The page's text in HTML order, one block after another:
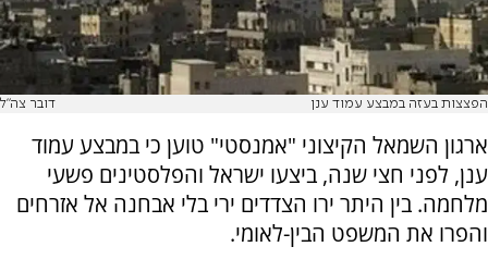
הפצצות בעזה במבצע עמוד ענן דובר צה"ל
ארגון השמאל הקיצוני "אמנסטי" טוען כי במבצע עמוד
ענן, לפני חצי שנה, ביצעו ישראל והפלסטינים פשעי
מלחמה. בין היתר ירו הצדדים ירי בלי אבחנה אל אזרחים
והפרו את המשפט הבין-לאומי.